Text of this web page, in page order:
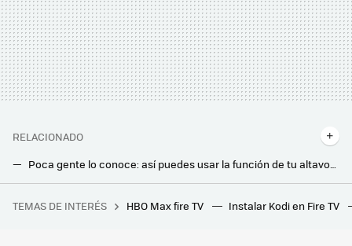
RELACIONADO
Poca gente lo conoce: así puedes usar la función de tu altavoz de Amazon para ver la temperatura de casa y automatizar
Huawei celebra el Día de la Madre por todo lo alto con descuentos exclusivos y regalos asegurados en su tienda oficial
TEMAS DE INTERÉS HBO Max fire TV Instalar Kodi en Fire TV